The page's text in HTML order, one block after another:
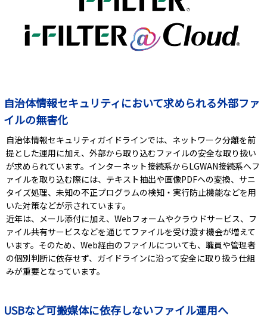
自治体情報セキュリティにおいて求められる外部ファ
イルの無害化
自治体情報セキュリティガイドラインでは、ネットワーク分離を前
提とした運用に加え、外部から取り込むファイルの安全な取り扱い
が求められています。インターネット接続系からLGWAN接続系へフ
ァイルを取り込む際には、テキスト抽出や画像PDFへの変換、サニ
タイズ処理、未知の不正プログラムの検知・実行防止機能などを用
いた対策などが示されています。
近年は、メール添付に加え、Webフォームやクラウドサービス、フ
ァイル共有サービスなどを通じてファイルを受け渡す機会が増えて
います。そのため、Web経由のファイルについても、職員や管理者
の個別判断に依存せず、ガイドラインに沿って安全に取り扱う仕組
みが重要となっています。
USBなど可搬媒体に依存しないファイル運用へ